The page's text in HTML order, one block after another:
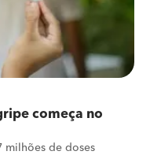
começa no
milhões de doses